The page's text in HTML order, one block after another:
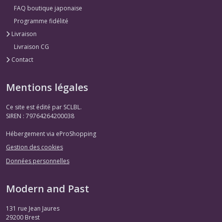
FAQ boutique japonaise
Programme fidélité
Livraison
Livraison CG
Contact
Mentions légales
Ce site est édité par SCLBL.
SIREN : 79764264200038
Hébergement via eProShopping
Gestion des cookies
Données personnelles
Modern and Past
131 rue Jean Jaures
29200 Brest